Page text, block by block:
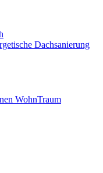
Dachsanierung
WohnTraum